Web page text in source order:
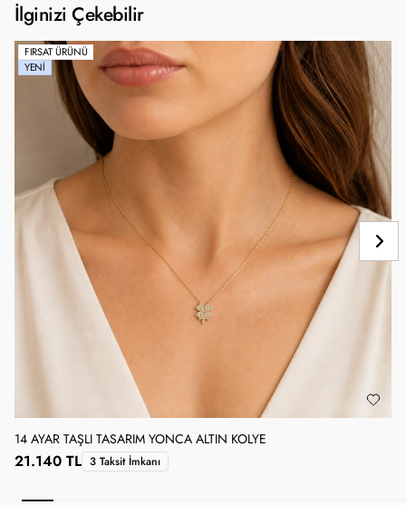
İlginizi Çekebilir
FIRSAT ÜRÜNÜ
YENI
14 AYAR TAŞLI TASARIM YONCA ALTIN KOLYE
21.140 TL 3 Taksit İmkanı